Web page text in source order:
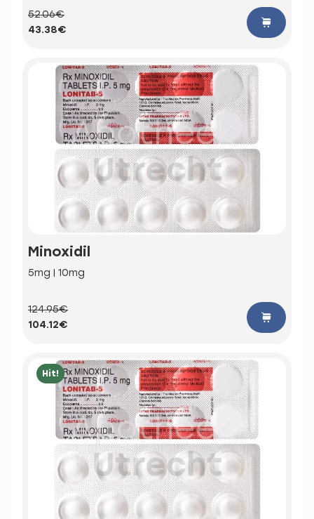
52.06€
43.38€
Minoxidil
5mg | 10mg
124.95€
104.12€
Hit!